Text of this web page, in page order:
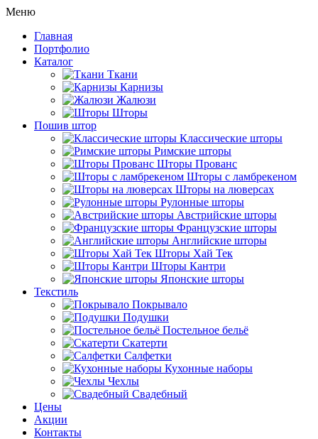
Меню
Главная
Портфолио
Каталог
Ткани
Карнизы
Жалюзи
Шторы
Пошив штор
Классические шторы
Римские шторы
Шторы Прованс
Шторы с ламбрекеном
Шторы на люверсах
Рулонные шторы
Австрийские шторы
Французские шторы
Английские шторы
Шторы Хай Тек
Шторы Кантри
Японские шторы
Текстиль
Покрывало
Подушки
Постельное бельё
Скатерти
Салфетки
Кухонные наборы
Чехлы
Свадебный
Цены
Акции
Контакты